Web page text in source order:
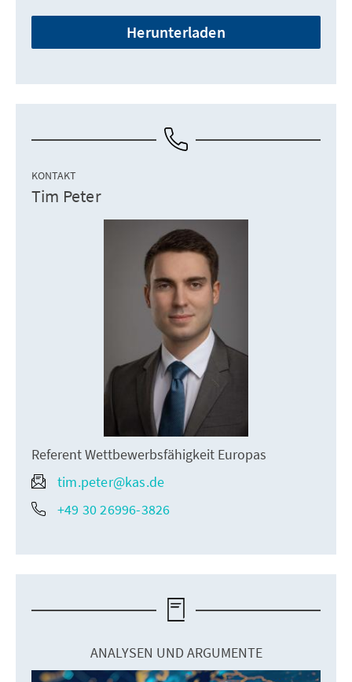
Herunterladen
KONTAKT
Tim Peter
Referent Wettbewerbsfähigkeit Europas
tim.peter@kas.de
+49 30 26996-3826
ANALYSEN UND ARGUMENTE